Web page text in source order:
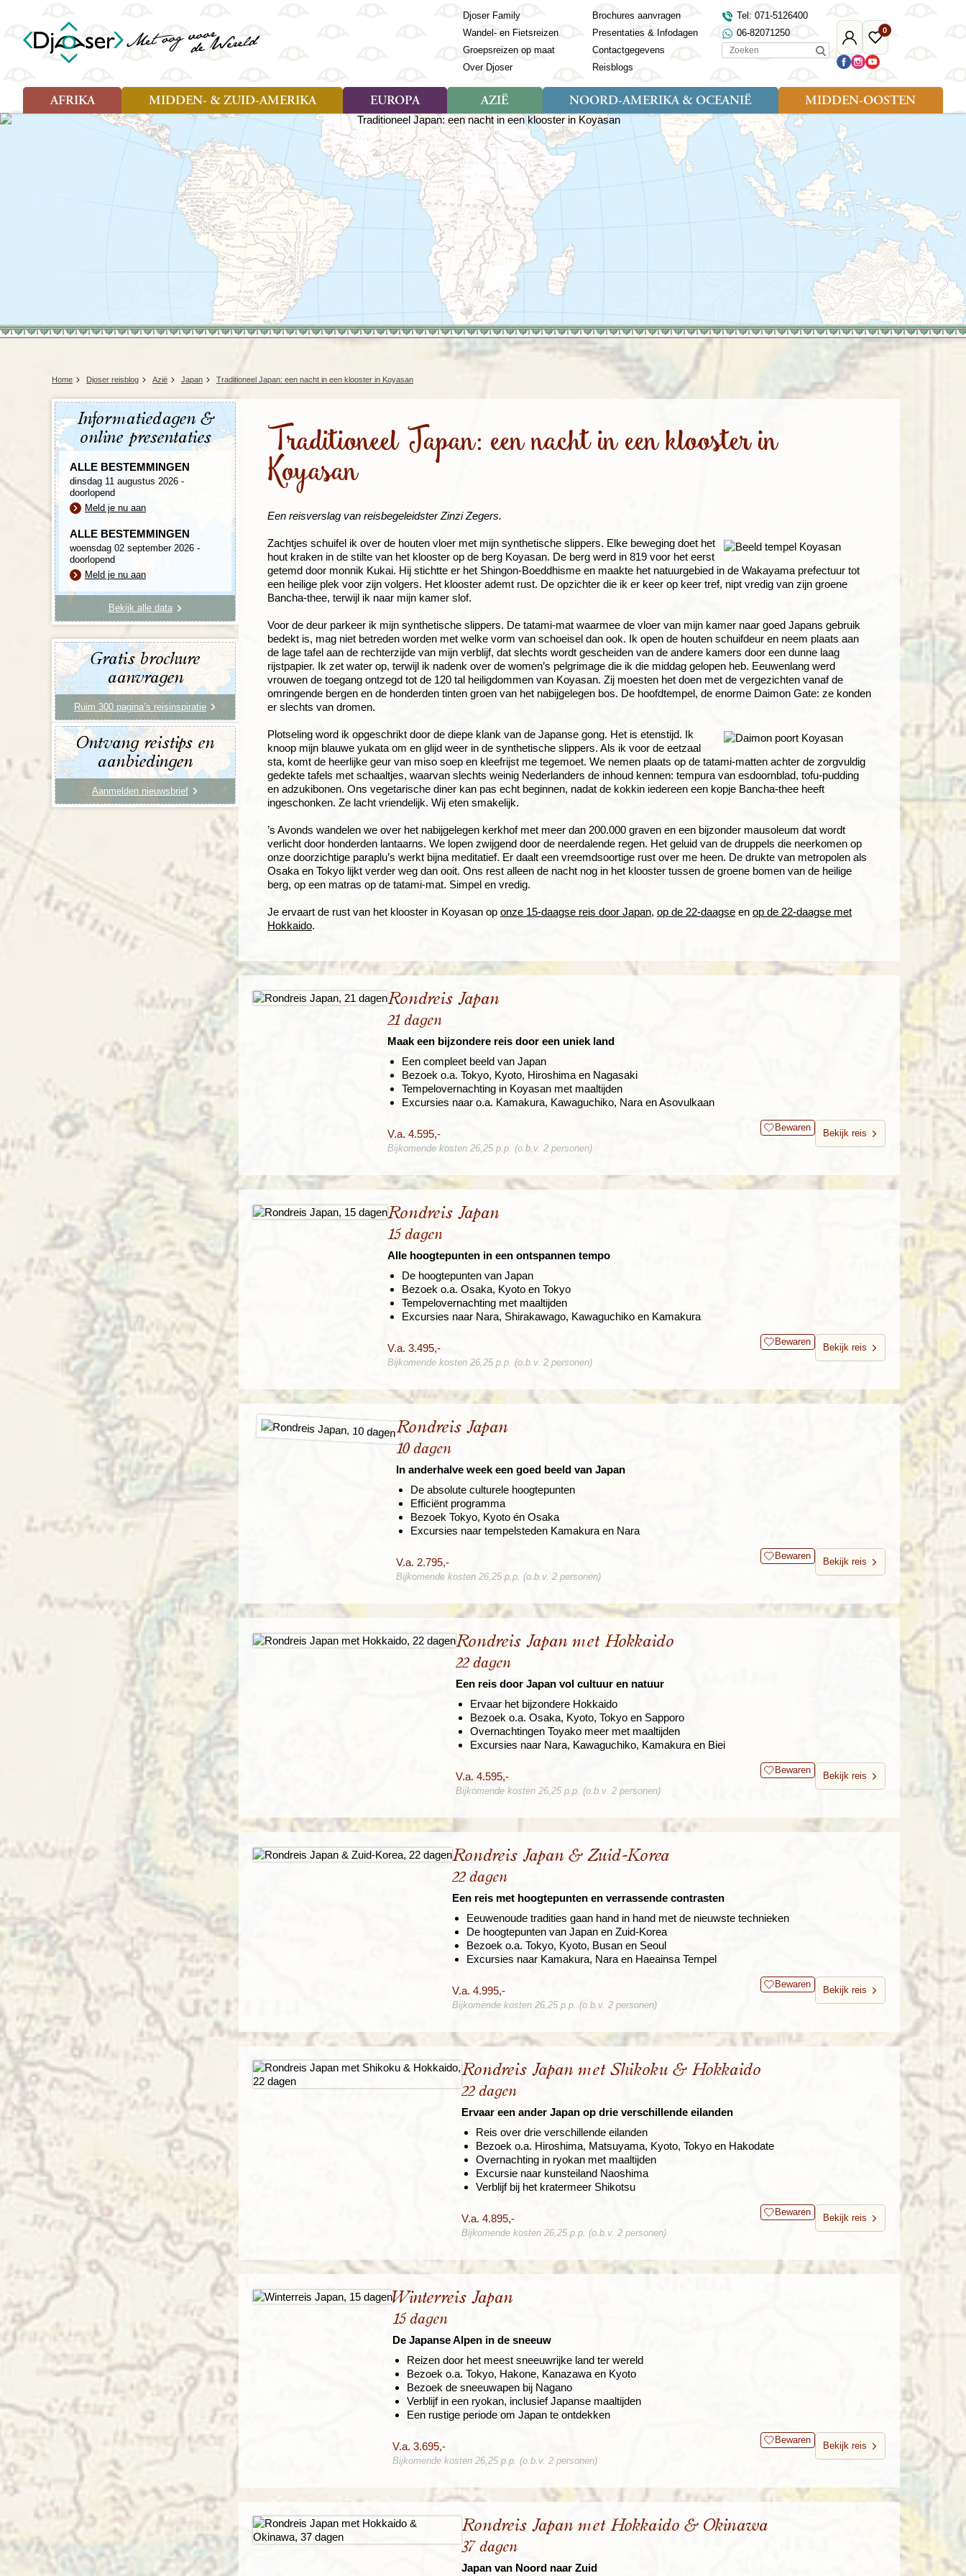
Mijn
Djoser
0
Favoriete
reizen
Djoser Family
Wandel- en Fietsreizen
Groepsreizen op maat
Over Djoser
Brochures aanvragen
Presentaties & Infodagen
Contactgegevens
Reisblogs
Tel: 071-5126400
06-82071250
Zoeken
AFRIKA
Landen
Angola
Benin
Botswana
Egypte
Ghana
Kaapverdië
Kenia
Madagaskar
Mozambique
Namibië
Sao Tomé en Principe
Swaziland
Tanzania
Togo
Zambia
Zanzibar
Zimbabwe
MIDDEN- & ZUID-AMERIKA
Soort reizen
Rondreis (25)
Familiereis (11)
Cultuur (9)
Natuur (13)
Belize
Bolivia
Brazilië
Chili
Colombia
Costa Rica
Cuba
Ecuador
El Salvador
(Frans) Guyana
Galapagos
Guatemala
Honduras
Mexico
Nicaragua
Paaseiland
Paraguay
Suriname
EUROPA
Soort reizen
Rondreis (28)
Familiereis (11)
Fietsreis (8)
Wandelreis (23)
Landen
Albanië
Andorra
Armenië
Azerbeidzjan
Azoren
Balkan
Baltische Staten
Bosnië en Herzegovina
Bulgarije
Engeland
Estland
Finland
Frankrijk
Griekenland
Montenegro
Noord-Macedonië
Noorwegen
Polen
Portugal
Roemenië
Sardinië
Verenigd Koninkrijk
AZIË
Soort reizen
Rondreis (57)
Familiereis (22)
Fietsreis (3)
Cultuur (28)
Natuur (16)
Nieuwe reizen
Rondreis China & Tibet, 42
dagen
Rondreis Sulawesi &
Molukken, 22 dagen
Landen
Bangladesh
Laos
Malediven
Maleisië
Mongolië
Nepal
Oezbekistan
Singapore
Zuid-Korea
NOORD-AMERIKA & OCEANIË
Soort reizen
Rondreis (7)
Familiereis (2)
Natuur (5)
Landen
Nieuw-Zeeland
Verenigde Staten
MIDDEN-OOSTEN
Soort reizen
Familiereis (9)
Fietsreis (1)
Landen
Egypte
Jordanië
Marokko
Oman
Saoedi-Arabië
Tunesië
Turkije
Home Djoser reisblog Azië Japan Traditioneel Japan: een nacht in een klooster in Koyasan
Traditioneel Japan: een nacht in een klooster in
Koyasan
Een reisverslag van reisbegeleidster Zinzi Zegers.
Zachtjes schuifel ik over de houten vloer met mijn synthetische slippers. Elke beweging doet het
hout kraken in de stilte van het klooster op de berg Koyasan. De berg werd in 819 voor het eerst
getemd door monnik Kukai. Hij stichtte er het Shingon-Boeddhisme en maakte het natuurgebied in de Wakayama prefectuur tot
een heilige plek voor zijn volgers. Het klooster ademt rust. De opzichter die ik er keer op keer tref, nipt vredig van zijn groene
Bancha-thee, terwijl ik naar mijn kamer slof.
Voor de deur parkeer ik mijn synthetische slippers. De tatami-mat waarmee de vloer van mijn kamer naar goed Japans gebruik
bedekt is, mag niet betreden worden met welke vorm van schoeisel dan ook. Ik open de houten schuifdeur en neem plaats aan
de lage tafel aan de rechterzijde van mijn verblijf, dat slechts wordt gescheiden van de andere kamers door een dunne laag
rijstpapier. Ik zet water op, terwijl ik nadenk over de women’s pelgrimage die ik die middag gelopen heb. Eeuwenlang werd
vrouwen de toegang ontzegd tot de 120 tal heiligdommen van Koyasan. Zij moesten het doen met de vergezichten vanaf de
omringende bergen en de honderden tinten groen van het nabijgelegen bos. De hoofdtempel, de enorme Daimon Gate: ze konden
er slechts van dromen.
Plotseling word ik opgeschrikt door de diepe klank van de Japanse gong. Het is etenstijd. Ik
knoop mijn blauwe yukata om en glijd weer in de synthetische slippers. Als ik voor de eetzaal
sta, komt de heerlijke geur van miso soep en kleefrijst me tegemoet. We nemen plaats op de tatami-matten achter de zorgvuldig
gedekte tafels met schaaltjes, waarvan slechts weinig Nederlanders de inhoud kennen: tempura van esdoornblad, tofu-pudding
en adzukibonen. Ons vegetarische diner kan pas echt beginnen, nadat de kokkin iedereen een kopje Bancha-thee heeft
ingeschonken. Ze lacht vriendelijk. Wij eten smakelijk.
’s Avonds wandelen we over het nabijgelegen kerkhof met meer dan 200.000 graven en een bijzonder mausoleum dat wordt
verlicht door honderden lantaarns. We lopen zwijgend door de neerdalende regen. Het geluid van de druppels die neerkomen op
onze doorzichtige paraplu’s werkt bijna meditatief. Er daalt een vreemdsoortige rust over me heen. De drukte van metropolen als
Osaka en Tokyo lijkt verder weg dan ooit. Ons rest alleen de nacht nog in het klooster tussen de groene bomen van de heilige
berg, op een matras op de tatami-mat. Simpel en vredig.
Je ervaart de rust van het klooster in Koyasan op onze 15-daagse reis door Japan, op de 22-daagse en op de 22-daagse met
Hokkaido.
Rondreis Japan
21 dagen
Maak een bijzondere reis door een uniek land
Een compleet beeld van Japan
Bezoek o.a. Tokyo, Kyoto, Hiroshima en Nagasaki
Tempelovernachting in Koyasan met maaltijden
Excursies naar o.a. Kamakura, Kawaguchiko, Nara en Asovulkaan
V.a. 4.595,- Bewaren
Bekijk reis
Bijkomende kosten 26,25 p.p. (o.b.v. 2 personen)
Rondreis Japan
15 dagen
Alle hoogtepunten in een ontspannen tempo
De hoogtepunten van Japan
Bezoek o.a. Osaka, Kyoto en Tokyo
Tempelovernachting met maaltijden
Excursies naar Nara, Shirakawago, Kawaguchiko en Kamakura
V.a. 3.495,- Bewaren
Bekijk reis
Bijkomende kosten 26,25 p.p. (o.b.v. 2 personen)
Rondreis Japan
10 dagen
In anderhalve week een goed beeld van Japan
De absolute culturele hoogtepunten
Efficiënt programma
Bezoek Tokyo, Kyoto én Osaka
Excursies naar tempelsteden Kamakura en Nara
V.a. 2.795,- Bewaren
Bekijk reis
Bijkomende kosten 26,25 p.p. (o.b.v. 2 personen)
Rondreis Japan met Hokkaido
22 dagen
Een reis door Japan vol cultuur en natuur
Ervaar het bijzondere Hokkaido
Bezoek o.a. Osaka, Kyoto, Tokyo en Sapporo
Overnachtingen Toyako meer met maaltijden
Excursies naar Nara, Kawaguchiko, Kamakura en Biei
V.a. 4.595,- Bewaren
Bekijk reis
Bijkomende kosten 26,25 p.p. (o.b.v. 2 personen)
Rondreis Japan & Zuid-Korea
22 dagen
Een reis met hoogtepunten en verrassende contrasten
Eeuwenoude tradities gaan hand in hand met de nieuwste technieken
De hoogtepunten van Japan en Zuid-Korea
Bezoek o.a. Tokyo, Kyoto, Busan en Seoul
Excursies naar Kamakura, Nara en Haeainsa Tempel
V.a. 4.995,- Bewaren
Bekijk reis
Bijkomende kosten 26,25 p.p. (o.b.v. 2 personen)
Rondreis Japan met Shikoku & Hokkaido
22 dagen
Ervaar een ander Japan op drie verschillende eilanden
Reis over drie verschillende eilanden
Bezoek o.a. Hiroshima, Matsuyama, Kyoto, Tokyo en Hakodate
Overnachting in ryokan met maaltijden
Excursie naar kunsteiland Naoshima
Verblijf bij het kratermeer Shikotsu
V.a. 4.895,- Bewaren
Bekijk reis
Bijkomende kosten 26,25 p.p. (o.b.v. 2 personen)
Winterreis Japan
15 dagen
De Japanse Alpen in de sneeuw
Reizen door het meest sneeuwrijke land ter wereld
Bezoek o.a. Tokyo, Hakone, Kanazawa en Kyoto
Bezoek de sneeuwapen bij Nagano
Verblijf in een ryokan, inclusief Japanse maaltijden
Een rustige periode om Japan te ontdekken
V.a. 3.695,- Bewaren
Bekijk reis
Bijkomende kosten 26,25 p.p. (o.b.v. 2 personen)
Rondreis Japan met Hokkaido & Okinawa
37 dagen
Japan van Noord naar Zuid
Informatiedagen &
online presentaties
ALLE BESTEMMINGEN
dinsdag 11 augustus 2026 -
doorlopend
Meld je nu aan
ALLE BESTEMMINGEN
woensdag 02 september 2026 -
doorlopend
Meld je nu aan
Bekijk alle data
Gratis brochure
aanvragen
Ruim 300 pagina’s reisinspiratie
Ontvang reistips en
aanbiedingen
Aanmelden nieuwsbrief